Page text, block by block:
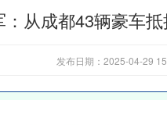
：从成都43辆豪车
发布日期：2025-04-29